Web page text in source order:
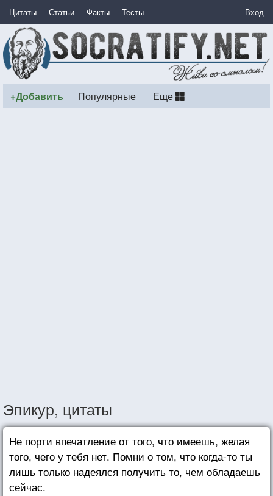
Цитаты Статьи Факты Тесты Вход
+Добавить Популярные Еще
Эпикур, цитаты
Не порти впечатление от того, что имеешь, желая
того, чего у тебя нет. Помни о том, что когда-то ты
лишь только надеялся получить то, чем обладаешь
сейчас.